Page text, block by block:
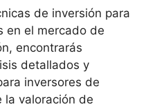
de inversión para
en el mercado de
encontrarás
detallados y
inversores de
la valoración de